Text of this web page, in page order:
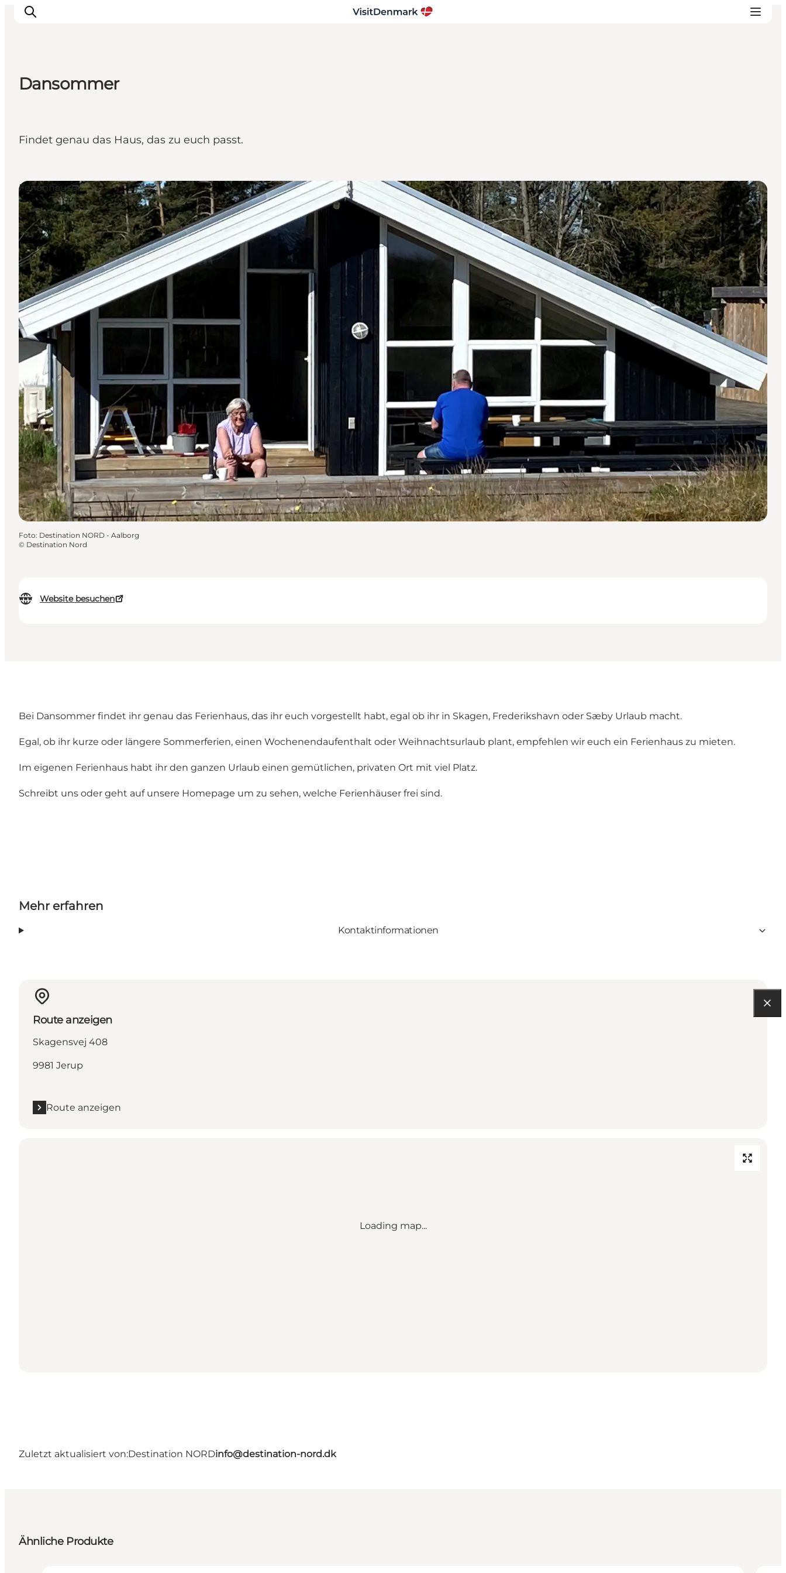
Erlebnisse
Unterkünfte
Dansommer
Findet genau das Haus, das zu euch passt.
Website besuchen
Ferienhäuser
Foto: Destination NORD - Aalborg
© Destination Nord
Bei Dansommer findet ihr genau das Ferienhaus, das ihr euch vorgestellt habt, egal ob ihr in Skagen, Frederikshavn oder Sæby Urlaub macht.
Egal, ob ihr kurze oder längere Sommerferien, einen Wochenendaufenthalt oder Weihnachtsurlaub plant, empfehlen wir euch ein Ferienhaus zu mieten.
Im eigenen Ferienhaus habt ihr den ganzen Urlaub einen gemütlichen, privaten Ort mit viel Platz.
Schreibt uns oder geht auf unsere Homepage um zu sehen, welche Ferienhäuser frei sind.
Mehr erfahren
Kontaktinformationen
Route anzeigen
Skagensvej 408
9981 Jerup
Route anzeigen
Loading map...
Zuletzt aktualisiert von:Destination NORDinfo@destination-nord.dk
Ähnliche Produkte